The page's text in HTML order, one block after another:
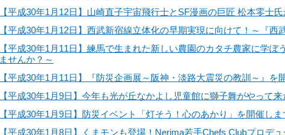
【平成30年1月12日】山崎直子宇宙飛行士とSF漫画の巨匠 松本零士
【平成30年1月12日】西武新宿線立体化の早期実現に向けて！～『
【平成30年1月11日】練馬で生まれた新しい農園のカタチ農家に学
ませんか？～
【平成30年1月11日】『防災企画展～阪神・淡路大震災の教訓～』を
【平成30年1月9日】今年も光が丘なかよし児童館に獅子舞がやって
【平成30年1月9日】防災イベント「灯そう！心のあかり」を開催し
【平成30年1月8日】くまモンも登場！Nerima若手Chefs Clubプロ